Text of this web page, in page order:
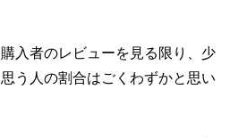
入者のレビューを見る限り、少
う人の割合はごくわずかと思い